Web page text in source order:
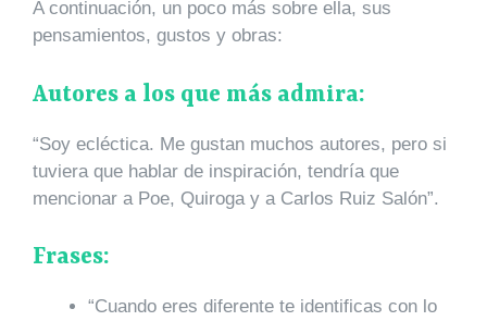
A continuación, un poco más sobre ella, sus
pensamientos, gustos y obras:
Autores a los que más admira:
“Soy ecléctica. Me gustan muchos autores, pero si
tuviera que hablar de inspiración, tendría que
mencionar a Poe, Quiroga y a Carlos Ruiz Salón”.
Frases:
“Cuando eres diferente te identificas con lo